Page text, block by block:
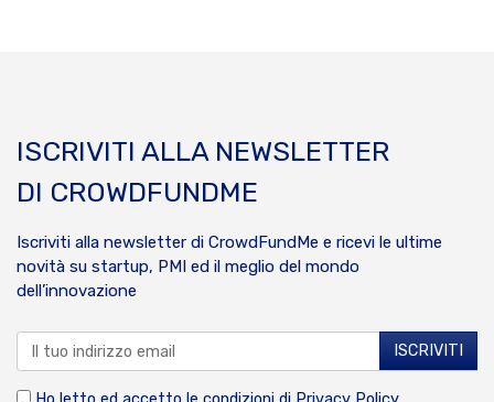
ISCRIVITI ALLA NEWSLETTER
DI CROWDFUNDME
Iscriviti alla newsletter di CrowdFundMe e ricevi le ultime
novità su startup, PMI ed il meglio del mondo
dell’innovazione